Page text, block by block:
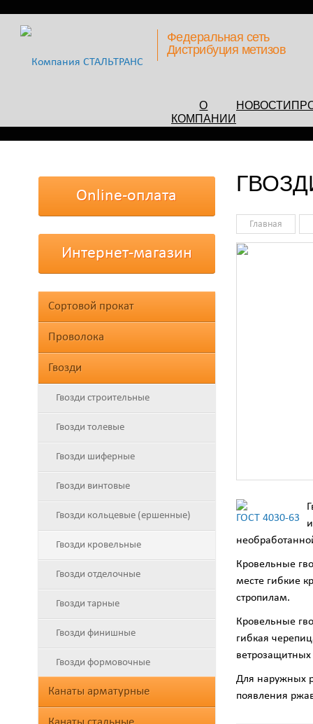
Федеральная сеть
Дистрибуция метизов
О
КОМПАНИИ
НОВОСТИ
Online-оплата
Интернет-магазин
Сортовой прокат
Проволока
Гвозди
Гвозди строительные
Гвозди толевые
Гвозди шиферные
Гвозди винтовые
Гвозди кольцевые (ершенные)
Гвозди кровельные
Гвозди отделочные
Гвозди тарные
Гвозди финишные
Гвозди формовочные
Канаты арматурные
Главная
ГОСТ 4030-63
Кровельные
месте гибкие
стропилам.
Кровельные
гибкая
ветрозащитных
Для наружных
появления